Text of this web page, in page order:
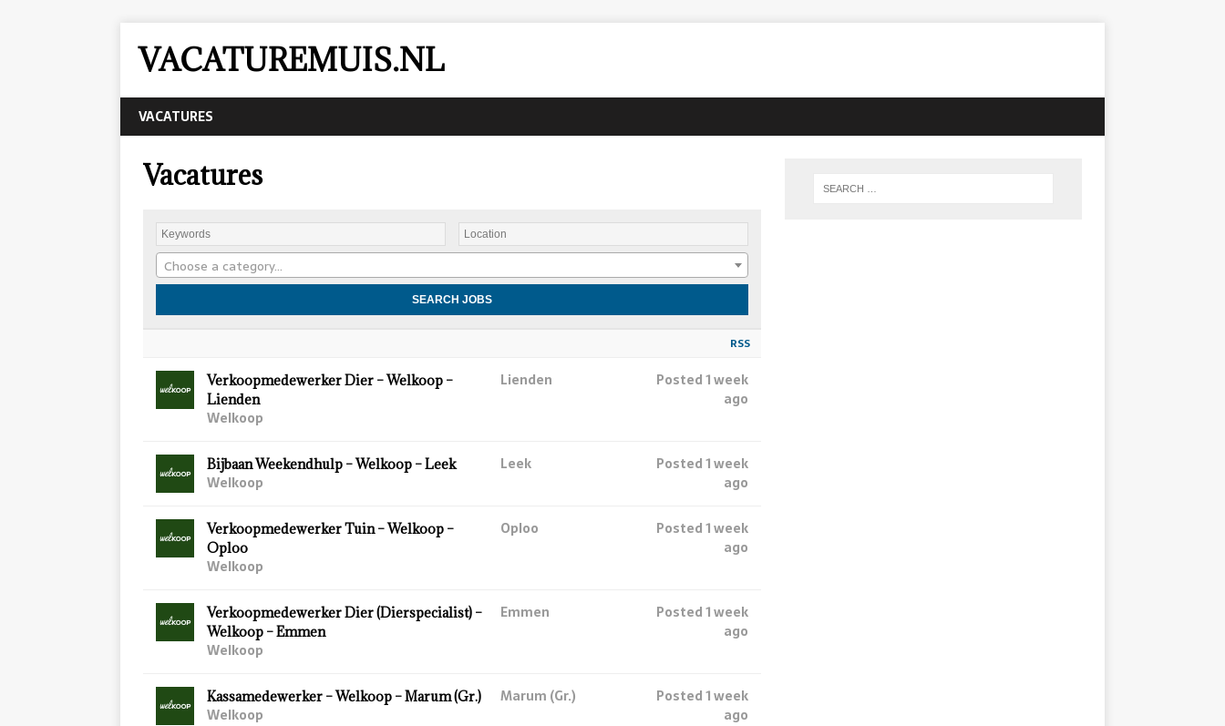
VACATUREMUIS.NL
VACATURES
Vacatures
Choose a category…
RSS
Verkoopmedewerker Dier – Welkoop –
Lienden
Welkoop
Lienden
Posted 1 week
ago
Bijbaan Weekendhulp – Welkoop – Leek
Welkoop
Leek
Posted 1 week
ago
Verkoopmedewerker Tuin – Welkoop –
Oploo
Welkoop
Oploo
Posted 1 week
ago
Verkoopmedewerker Dier (Dierspecialist) –
Welkoop – Emmen
Welkoop
Emmen
Posted 1 week
ago
Kassamedewerker – Welkoop – Marum (Gr.)
Welkoop
Marum (Gr.)
Posted 1 week
ago